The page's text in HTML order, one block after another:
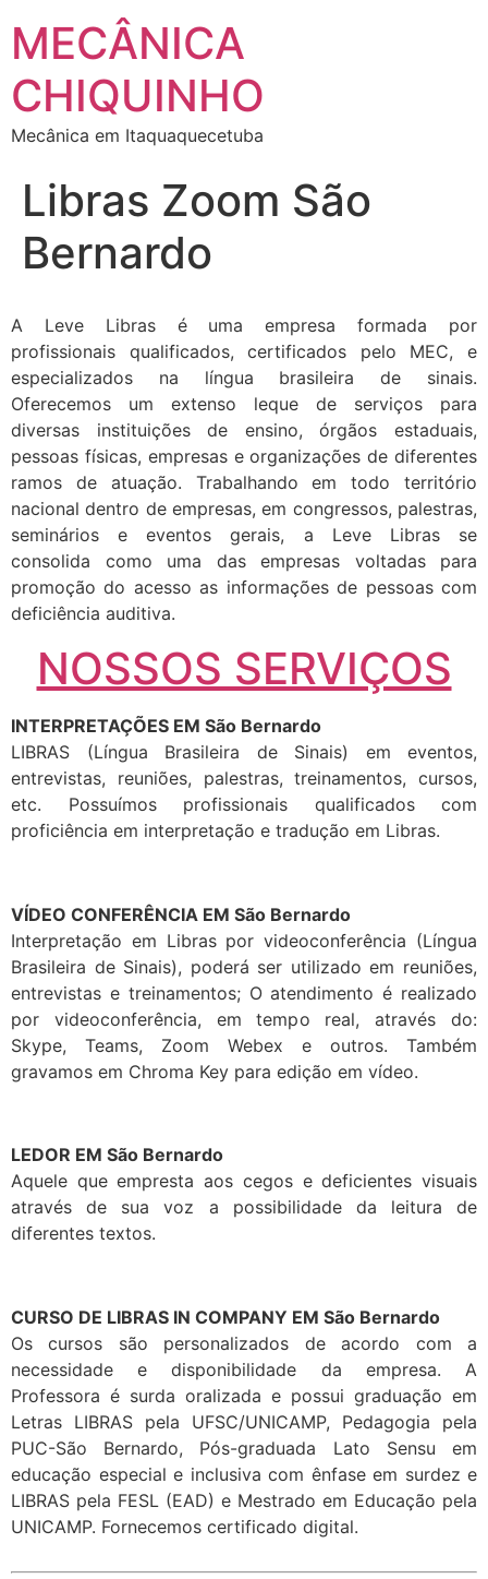
MECÂNICA
CHIQUINHO
Mecânica em Itaquaquecetuba
Libras Zoom São
Bernardo
A Leve Libras é uma empresa formada por
profissionais qualificados, certificados pelo MEC, e
especializados na língua brasileira de sinais.
Oferecemos um extenso leque de serviços para
diversas instituições de ensino, órgãos estaduais,
pessoas físicas, empresas e organizações de diferentes
ramos de atuação. Trabalhando em todo território
nacional dentro de empresas, em congressos, palestras,
seminários e eventos gerais, a Leve Libras se
consolida como uma das empresas voltadas para
promoção do acesso as informações de pessoas com
deficiência auditiva.
NOSSOS SERVIÇOS
INTERPRETAÇÕES EM São Bernardo
LIBRAS (Língua Brasileira de Sinais) em eventos,
entrevistas, reuniões, palestras, treinamentos, cursos,
etc. Possuímos profissionais qualificados com
proficiência em interpretação e tradução em Libras.
VÍDEO CONFERÊNCIA EM São Bernardo
Interpretação em Libras por videoconferência (Língua
Brasileira de Sinais), poderá ser utilizado em reuniões,
entrevistas e treinamentos; O atendimento é realizado
por videoconferência, em tempo real, através do:
Skype, Teams, Zoom Webex e outros. Também
gravamos em Chroma Key para edição em vídeo.
LEDOR EM São Bernardo
Aquele que empresta aos cegos e deficientes visuais
através de sua voz a possibilidade da leitura de
diferentes textos.
CURSO DE LIBRAS IN COMPANY EM São Bernardo
Os cursos são personalizados de acordo com a
necessidade e disponibilidade da empresa. A
Professora é surda oralizada e possui graduação em
Letras LIBRAS pela UFSC/UNICAMP, Pedagogia pela
PUC-São Bernardo, Pós-graduada Lato Sensu em
educação especial e inclusiva com ênfase em surdez e
LIBRAS pela FESL (EAD) e Mestrado em Educação pela
UNICAMP. Fornecemos certificado digital.